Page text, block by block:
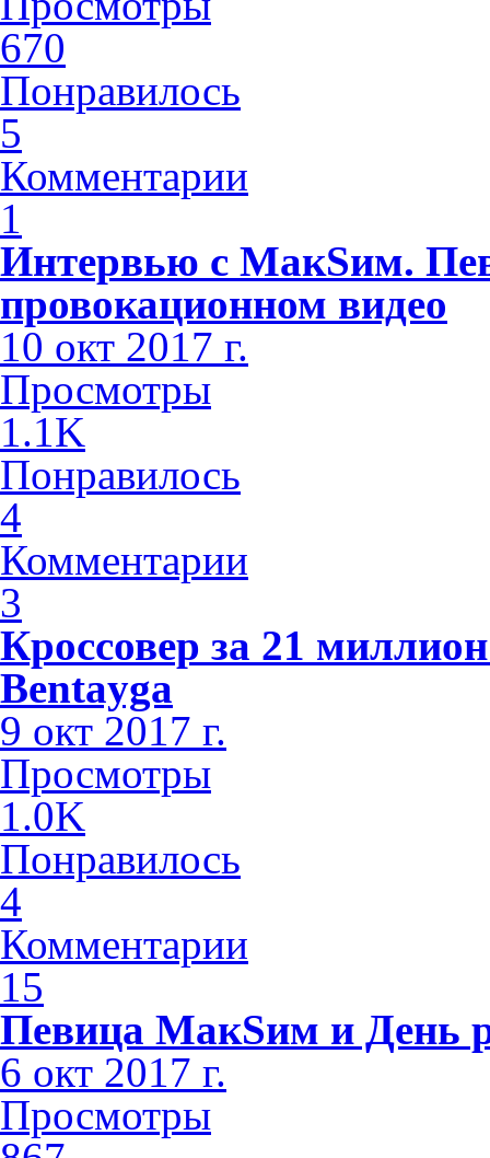
670
Понравилось
5
Комментарии
1
Интервью с МакSим.
провокационном видео
10 окт 2017 г.
Просмотры
1.1K
Понравилось
4
Комментарии
3
Кроссовер за 21
Bentayga
9 окт 2017 г.
Просмотры
1.0K
Понравилось
4
Комментарии
15
Певица МакSим и День
6 окт 2017 г.
Просмотры